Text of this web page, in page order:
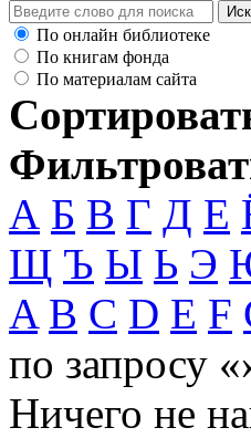
По онлайн библиотеке
По книгам фонда
По материалам сайта
А Б В Г Д Е
Щ Ъ Ы Ь Э
A B C D E F
по запросу
Ничего не